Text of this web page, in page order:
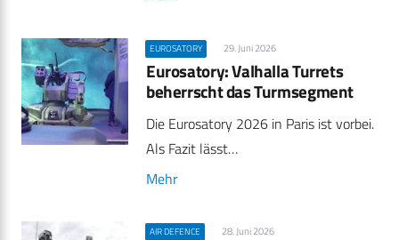
EUROSATORY 29. Juni 2026
Eurosatory: Valhalla Turrets
beherrscht das Turmsegment
Die Eurosatory 2026 in Paris ist vorbei.
Als Fazit lässt…
Mehr
AIR DEFENCE 28. Juni 2026